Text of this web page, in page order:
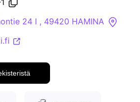
SUOMALAINEN
24 I , 49420 HAMINA